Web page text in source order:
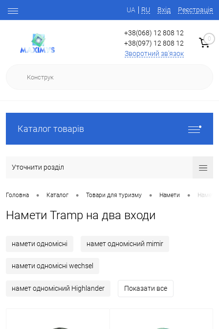
UA RU Вхід Реєстрація
+38(068) 12 808 12
+38(097) 12 808 12
Зворотний зв'язок
0
Каталог товарів
Уточнити розділ
Головна • Каталог • Товари для туризму • Намети •
Намети Tramp на два входи
намети одномісні намет одномісний mimir
намети одномісні wechsel
намет одномісний Highlander Показати все